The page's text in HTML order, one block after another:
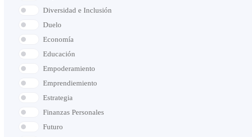
Diversidad e Inclusión
Duelo
Economía
Educación
Empoderamiento
Emprendiemiento
Estrategia
Finanzas Personales
Futuro